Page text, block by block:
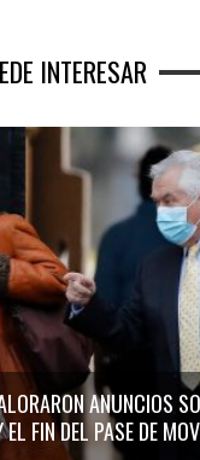
INTERESAR
ANUNCIOS
FIN DEL PASE DE